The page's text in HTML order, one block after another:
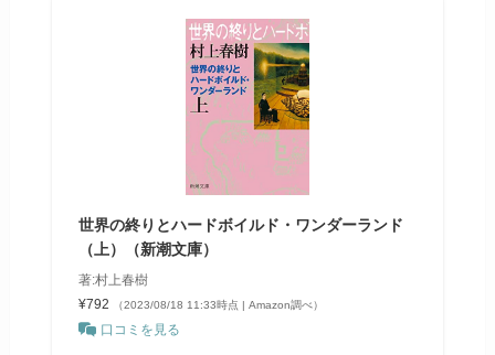
世界の終りとハードボイルド・ワンダーランド
（上）（新潮文庫）
著:村上春樹
¥792
（2023/08/18 11:33時点 | Amazon調べ）
口コミを見る